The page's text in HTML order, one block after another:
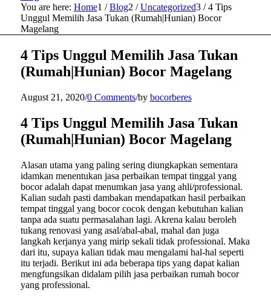
You are here: Home1 / Blog2 / Uncategorized3 / 4 Tips
Unggul Memilih Jasa Tukan (Rumah|Hunian) Bocor
Magelang
4 Tips Unggul Memilih Jasa Tukan
(Rumah|Hunian) Bocor Magelang
August 21, 2020/0 Comments/by bocorberes
4 Tips Unggul Memilih Jasa Tukan
(Rumah|Hunian) Bocor Magelang
Alasan utama yang paling sering diungkapkan sementara
idamkan menentukan jasa perbaikan tempat tinggal yang
bocor adalah dapat menumkan jasa yang ahli/professional.
Kalian sudah pasti dambakan mendapatkan hasil perbaikan
tempat tinggal yang bocor cocok dengan kebutuhan kalian
tanpa ada suatu permasalahan lagi. Akrena kalau beroleh
tukang renovasi yang asal/abal-abal, mahal dan juga
langkah kerjanya yang mirip sekali tidak professional. Maka
dari itu, supaya kalian tidak mau mengalami hal-hal seperti
itu terjadi. Berikut ini ada beberapa tips yang dapat kalian
mengfungsikan didalam pilih jasa perbaikan rumah bocor
yang professional.